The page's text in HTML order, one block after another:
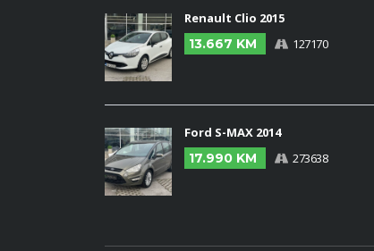
Renault Clio 2015
13.667 KM
127170
Ford S-MAX 2014
17.990 KM
273638